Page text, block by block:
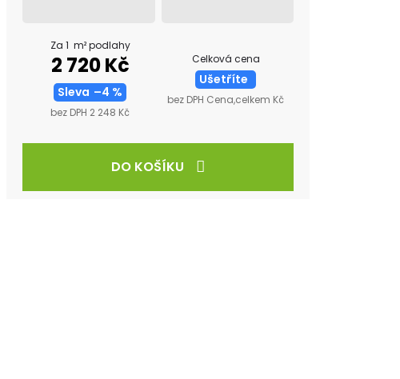
Za 1 m² podlahy
2 720 Kč
Sleva –4 %
bez DPH 2 248 Kč
Celková cena
Ušetříte
bez DPH Cena,celkem Kč
DO KOŠÍKU